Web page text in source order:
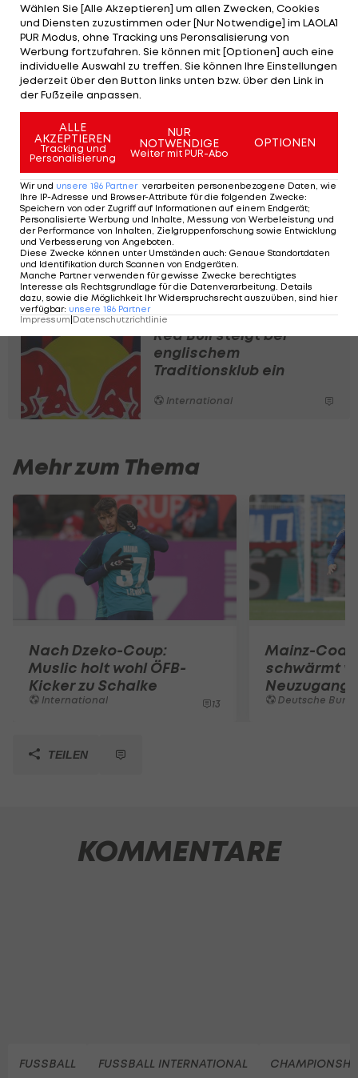
View this post on Instagram
A post shared by Hull City (@hullcity)
Red Bull steigt bei
englischem
Traditionsklub ein
International
Mehr zum Thema
Nach Dzeko-Coup:
Muslic holt wohl ÖFB-
Kicker zu Schalke
International 13
Mainz-
schwärmt
Neuzugang
Deutsche
TEILEN
KOMMENTARE
FUSSBALL FUSSBALL INTERNATIONAL
Wählen Sie [Alle Akzeptieren] um allen Zwecken, Cookies
und Diensten zuzustimmen oder [Nur Notwendige] im LAOLA1
PUR Modus, ohne Tracking uns Peronsalisierung von
Werbung fortzufahren. Sie können mit [Optionen] auch eine
individuelle Auswahl zu treffen. Sie können Ihre Einstellungen
jederzeit über den Button links unten bzw. über den Link in
der Fußzeile anpassen.
ALLE
AKZEPTIEREN
Tracking und
Personalisierung
NUR
NOTWENDIGE
Weiter mit PUR-Abo
OPTIONEN
Wir und unsere 186 Partner verarbeiten personenbezogene Daten, wie
Ihre IP-Adresse und Browser-Attribute für die folgenden Zwecke:
Speichern von oder Zugriff auf Informationen auf einem Endgerät;
Personalisierte Werbung und Inhalte, Messung von Werbeleistung und
der Performance von Inhalten, Zielgruppenforschung sowie Entwicklung
und Verbesserung von Angeboten
Diese Zwecke können unter Umständen auch: Genaue Standortdaten
und Identifikation durch Scannen von Endgeräten
Manche Partner verwenden für gewisse Zwecke berechtigtes
Interesse als Rechtsgrundlage für die Datenverarbeitung. Details
dazu, sowie die Möglichkeit Ihr Widerspruchsrecht auszuüben, sind hier
verfügbar: unsere 186 Partner
Impressum|Datenschutzrichtlinie